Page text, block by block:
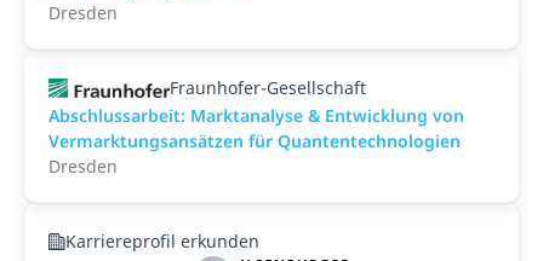
Dresden
Fraunhofer-Gesellschaft
Abschlussarbeit: Marktanalyse & Entwicklung von
Vermarktungsansätzen für Quantentechnologien
Dresden
Karriereprofil erkunden